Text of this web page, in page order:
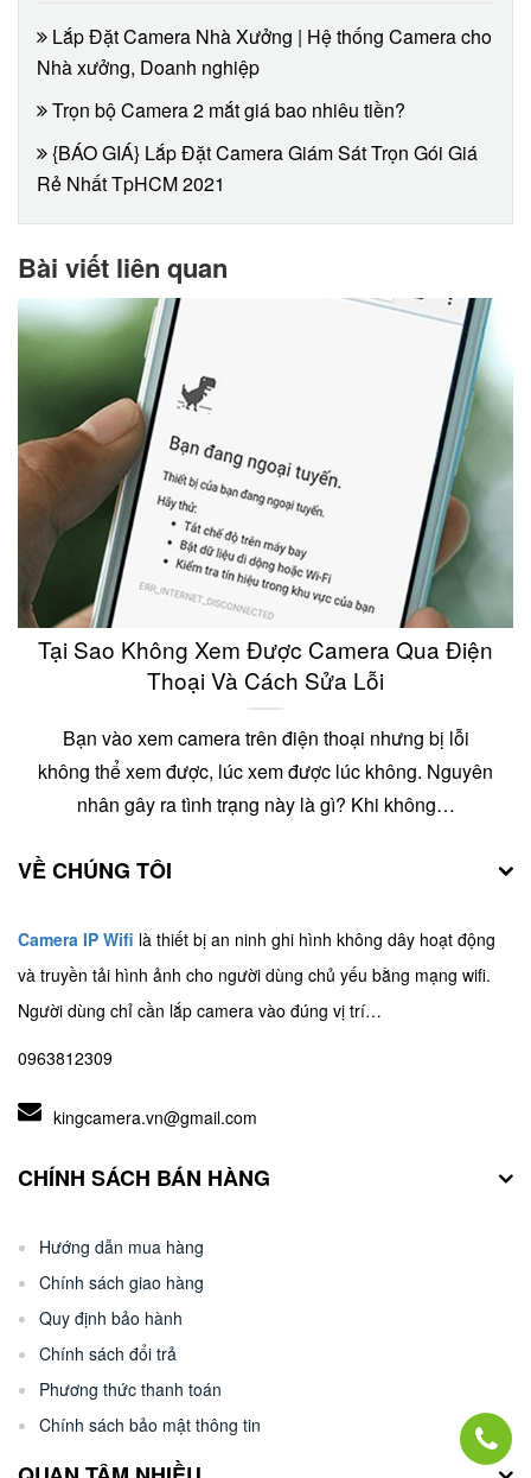
Lắp Đặt Camera Nhà Xưởng | Hệ thống Camera cho
Nhà xưởng, Doanh nghiệp
Trọn bộ Camera 2 mắt giá bao nhiêu tiền?
{BÁO GIÁ} Lắp Đặt Camera Giám Sát Trọn Gói Giá
Rẻ Nhất TpHCM 2021
Bài viết liên quan
Tại Sao Không Xem Được Camera Qua Điện
Thoại Và Cách Sửa Lỗi
Bạn vào xem camera trên điện thoại nhưng bị lỗi
không thể xem được, lúc xem được lúc không. Nguyên
nhân gây ra tình trạng này là gì? Khi không…
máy tính điện thoại
Cách duy nhất để có thể giám sát hệ thống camera
của bạn mọi lúc mọi nơi đó chính là cài đặt các phần
mềm xem camera trên máy tính,…
VỀ CHÚNG TÔI
Camera IP Wifi là thiết bị an ninh ghi hình không dây hoạt động
và truyền tải hình ảnh cho người dùng chủ yếu bằng mạng wifi.
Người dùng chỉ cần lắp camera vào đúng vị trí…
0963812309
kingcamera.vn@gmail.com
CHÍNH SÁCH BÁN HÀNG
Hướng dẫn mua hàng
Chính sách giao hàng
Quy định bảo hành
Chính sách đổi trả
Phương thức thanh toán
Chính sách bảo mật thông tin